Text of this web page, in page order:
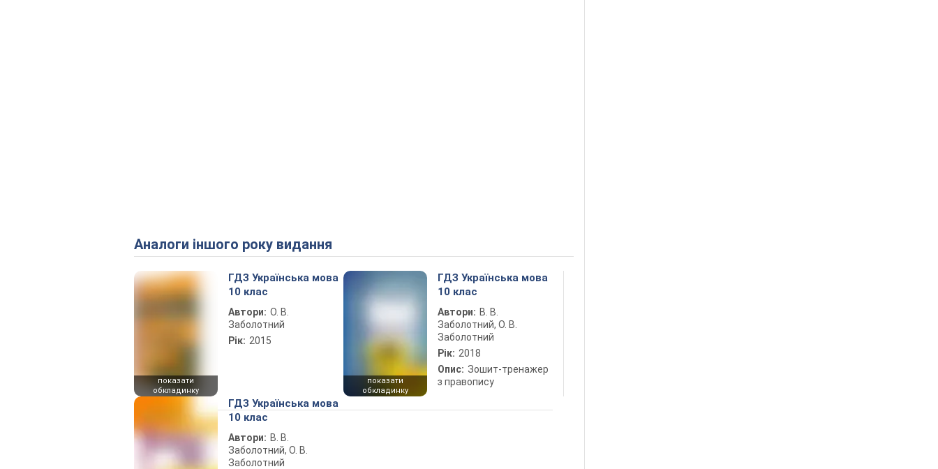
Аналоги іншого року видання
показати
обкладинку
ГДЗ Українська мова
10 клас
Автори: О. В.
Заболотний
Рік: 2015
показати
обкладинку
ГДЗ Українська мова
10 клас
Автори: В. В.
Заболотний, О. В.
Заболотний
Рік: 2018
Опис: Зошит-тренажер
з правопису
ГДЗ Українська мова
10 клас
Автори: В. В.
Заболотний, О. В.
Заболотний